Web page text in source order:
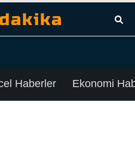
Haberler Ekonomi